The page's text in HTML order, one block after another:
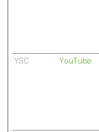
YSC YouTube